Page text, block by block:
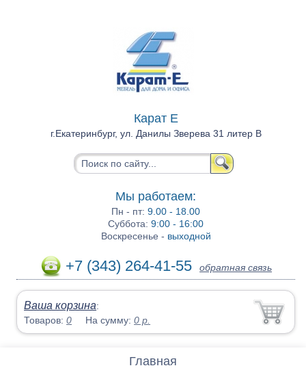
Карат Е
г.Екатеринбург, ул. Данилы Зверева 31 литер В
Мы работаем:
Пн - пт:9.00 - 18.00
Суббота:9:00 - 16:00
Воскресенье - выходной
+7 (343) 264-41-55 обратная связь
Ваша корзина:
Товаров:0 На сумму:0 р.
Главная